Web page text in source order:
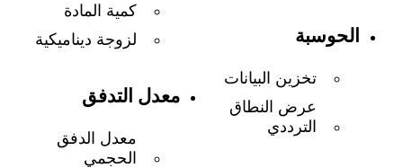
الحوسبة
تخزين البيانات
عرض النطاق
الترددي
كمية المادة
لزوجة ديناميكية
معدل التدفق
معدل الدفق
الحجمي